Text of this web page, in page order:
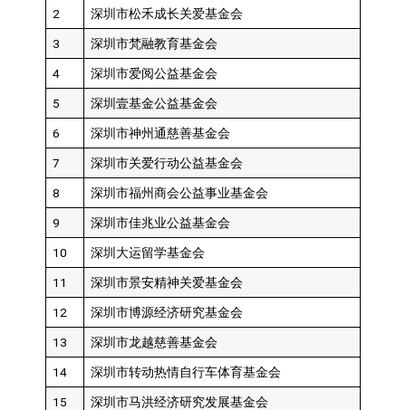
2 深圳市松禾成长关爱基金会
3 深圳市梵融教育基金会
4 深圳市爱阅公益基金会
5 深圳壹基金公益基金会
6 深圳市神州通慈善基金会
7 深圳市关爱行动公益基金会
8 深圳市福州商会公益事业基金会
9 深圳市佳兆业公益基金会
10 深圳大运留学基金会
11 深圳市景安精神关爱基金会
12 深圳市博源经济研究基金会
13 深圳市龙越慈善基金会
14 深圳市转动热情自行车体育基金会
15 深圳市马洪经济研究发展基金会